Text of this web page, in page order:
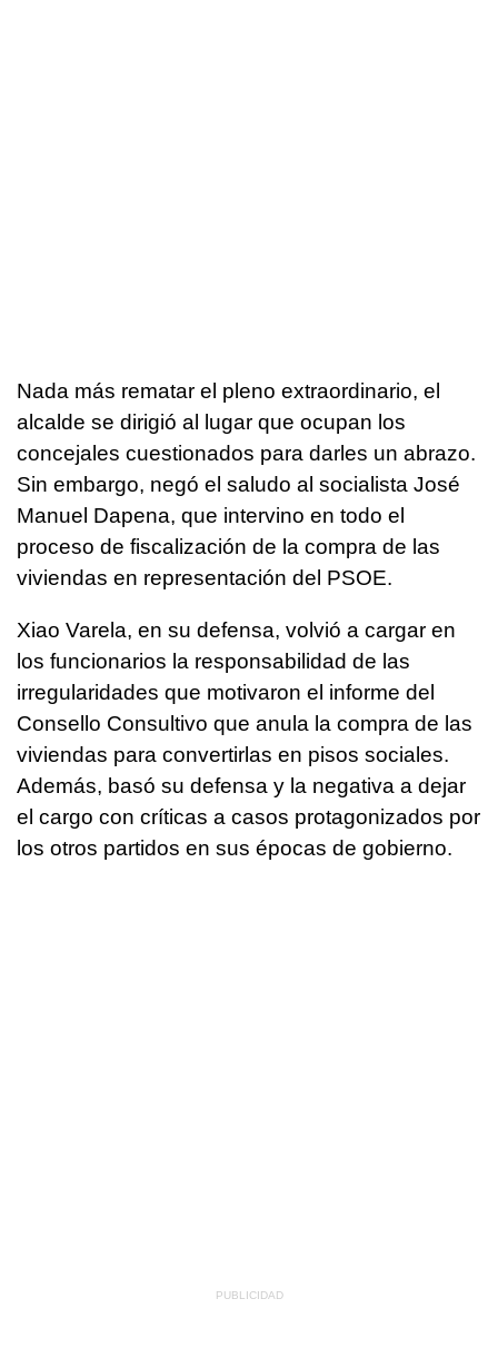
Nada más rematar el pleno extraordinario, el
alcalde se dirigió al lugar que ocupan los
concejales cuestionados para darles un abrazo.
Sin embargo, negó el saludo al socialista José
Manuel Dapena, que intervino en todo el
proceso de fiscalización de la compra de las
viviendas en representación del PSOE.
Xiao Varela, en su defensa, volvió a cargar en
los funcionarios la responsabilidad de las
irregularidades que motivaron el informe del
Consello Consultivo que anula la compra de las
viviendas para convertirlas en pisos sociales.
Además, basó su defensa y la negativa a dejar
el cargo con críticas a casos protagonizados por
los otros partidos en sus épocas de gobierno.